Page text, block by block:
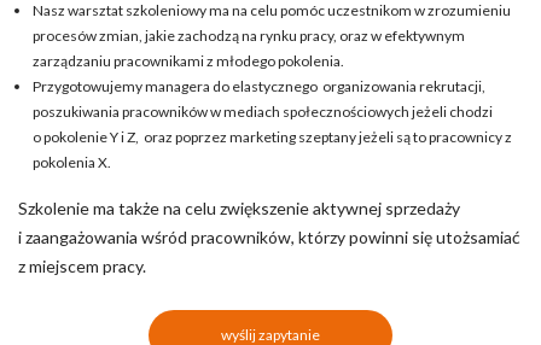
Nasz warsztat szkoleniowy ma na celu pomóc uczestnikom w zrozumieniu
procesów zmian, jakie zachodzą na rynku pracy, oraz w efektywnym
zarządzaniu pracownikami z młodego pokolenia.
Przygotowujemy managera do elastycznego organizowania rekrutacji,
poszukiwania pracowników w mediach społecznościowych jeżeli chodzi
o pokolenie Y i Z, oraz poprzez marketing szeptany jeżeli są to pracownicy z
pokolenia X.
Szkolenie ma także na celu zwiększenie aktywnej sprzedaży
i zaangażowania wśród pracowników, którzy powinni się utożsamiać
z miejscem pracy.
wyślij zapytanie